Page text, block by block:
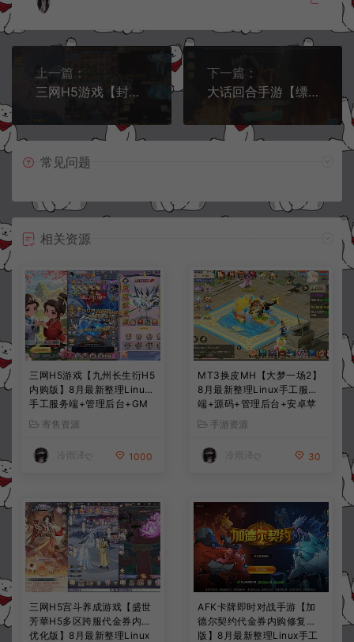
上一篇：
三网H5游戏【封神寻仙H5代金劵内购完整版】12月最新整理Linux手工服务端+返利表+多区跨服+转表工具+管理后台+CDK授权后台+简易安卓客户端+详细搭建教程+视频教程
下一篇：
大话回合手游【缥缈渡劫版】12月最新整理Linux手工服务端+定制后台+CDK授权后台+安卓苹果双端+详细搭建教程+视频教程
常见问题
相关资源
三网H5游戏【九州长生衍H5
内购版】8月最新整理Linux
手工服务端+管理后台+GM
授权后台+简易安卓客户端
+详细搭建教程+视频教程
寄售资源
冷雨泽ღ 1000
MT3换皮MH【大梦一场2】
8月最新整理Linux手工服务
端+源码+管理后台+安卓苹
果双端+详细搭建教程+视频
教程
手游资源
冷雨泽ღ 30
三网H5宫斗养成游戏【盛世
芳華H5多区跨服代金券内购
优化版】8月最新整理Linux
AFK卡牌即时对战手游【加
德尔契约代金券内购修复
版】8月最新整理Linux手工